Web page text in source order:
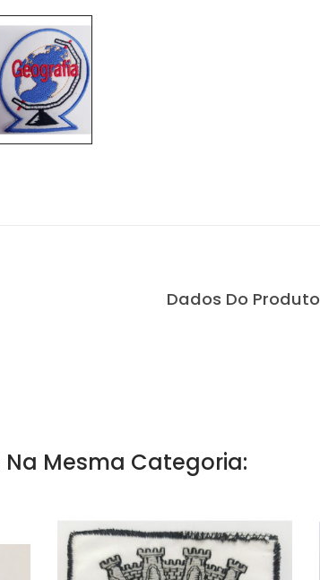
Dados Do Produto
Na Mesma Categoria: